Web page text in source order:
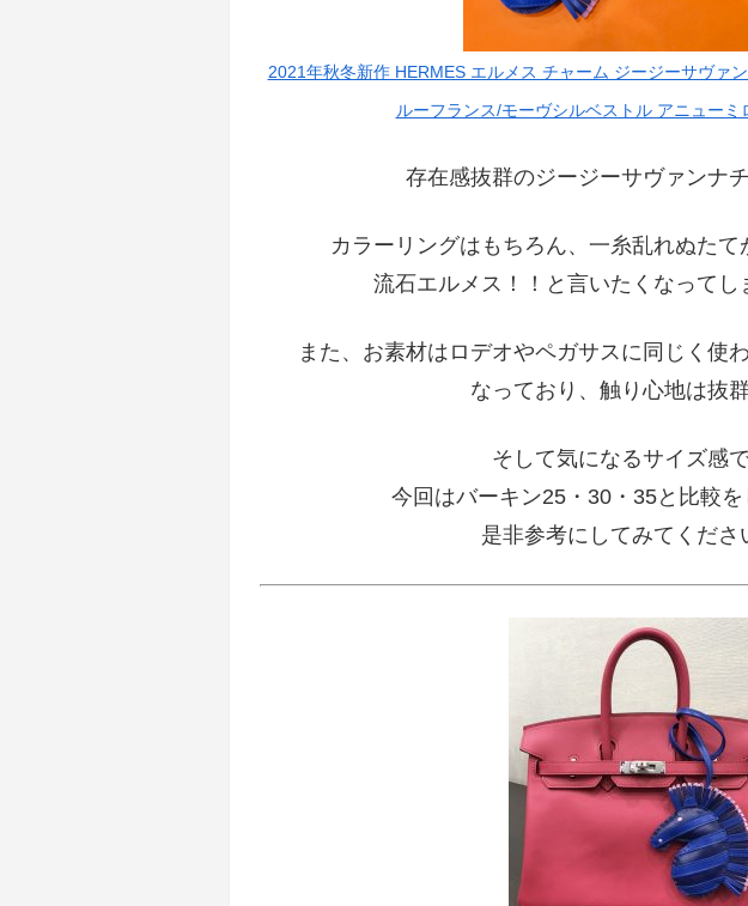
2021年秋冬新作 HERMES エルメス チャーム ジージーサヴァ
ルーフランス/モーヴシルベストル アニュー
存在感抜群のジージーサヴァンナ
カラーリングはもちろん、一糸乱れぬた
流石エルメス！！と言いたくなってし
また、お素材はロデオやペガサスに同じく使
なっており、触り心地は抜群
そして気になるサイズ感
今回はバーキン25・30・35と比較を
是非参考にしてみてくだ